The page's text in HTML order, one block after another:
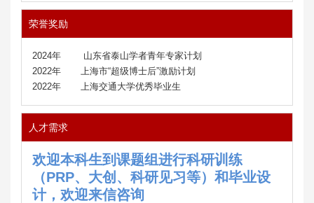
荣誉奖励
2024年
山东省泰山学者青年专家计划
2022年 上海市“超级博士后”激励计划
2022年 上海交通大学优秀毕业生
人才需求
欢迎本科生到课题组进行科研训练
（PRP、大创、科研见习等）和毕业设
计，欢迎来信咨询